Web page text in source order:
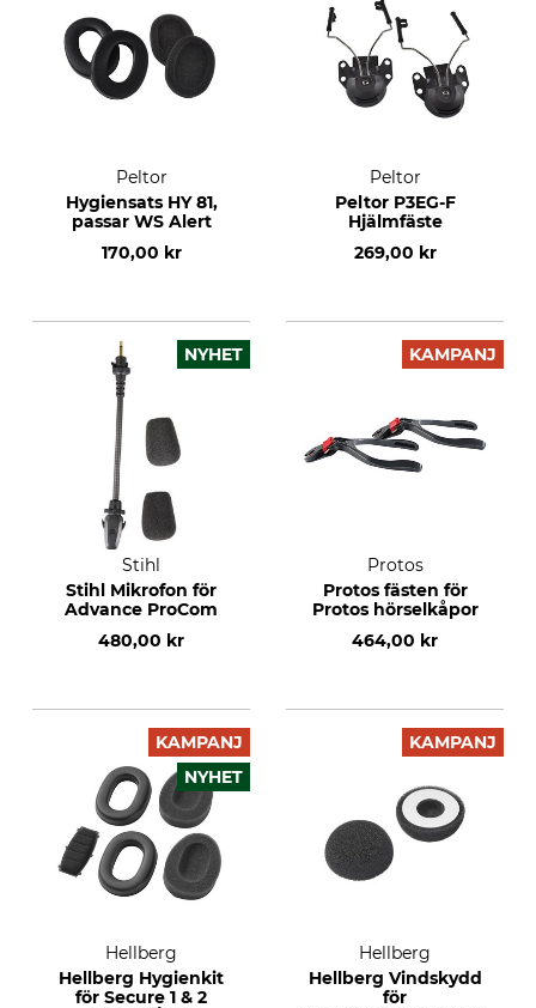
Peltor
Hygiensats HY 81,
passar WS Alert
170,00 kr
Peltor
Peltor P3EG-F
Hjälmfäste
269,00 kr
NYHET
Stihl
Stihl Mikrofon för
Advance ProCom
480,00 kr
KAMPANJ
Protos
Protos fästen för
Protos hörselkåpor
464,00 kr
KAMPANJ
NYHET
Hellberg
Hellberg Hygienkit
för Secure 1 & 2
KAMPANJ
Hellberg
Hellberg Vindskydd
för